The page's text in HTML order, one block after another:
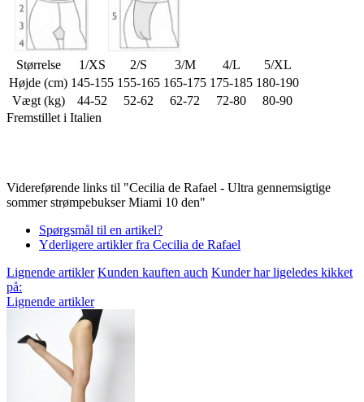
Størrelse 1/XS 2/S 3/M 4/L
5/XL
Højde (cm) 145-155 155-165 165-175 175-185 180-190
Vægt (kg)
44-52 52-62 62-72 72-80
80-90
Fremstillet i Italien
Videreførende links til "Cecilia de Rafael - Ultra gennemsigtige
sommer strømpebukser Miami 10 den"
Spørgsmål til en artikel?
Yderligere artikler fra Cecilia de Rafael
Lignende artikler Kunden kauften auch Kunder har ligeledes kikket
på:
Lignende artikler